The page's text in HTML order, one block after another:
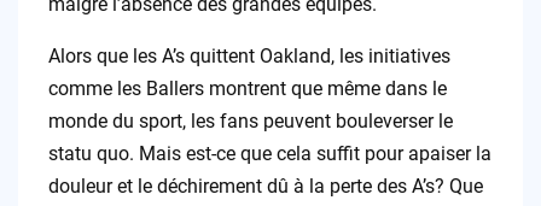
malgré l’absence des grandes équipes.
Alors que les A’s quittent Oakland, les initiatives
comme les Ballers montrent que même dans le
monde du sport, les fans peuvent bouleverser le
statu quo. Mais est-ce que cela suffit pour apaiser la
douleur et le déchirement dû à la perte des A’s? Que